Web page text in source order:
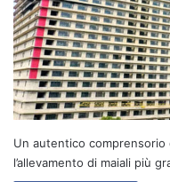
Un autentico
l’allevamento di maiali più